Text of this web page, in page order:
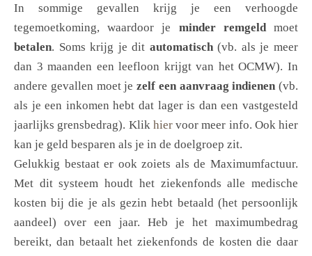
In sommige gevallen krijg je een verhoogde
tegemoetkoming, waardoor je minder remgeldmoet
betalen. Soms krijg je dit automatisch(vb. als je meer
dan 3 maanden een leefloon krijgt van het OCMW). In
andere gevallen moet je zelf een aanvraag indienen (vb.
als je een inkomen hebt dat lager is dan een vastgesteld
jaarlijks grensbedrag). Klik hier voor meer info. Ook hier
kan je geld besparen als je in de doelgroep zit.
Gelukkig bestaat er ook zoiets als de Maximumfactuur.
Met dit systeem houdt het ziekenfonds alle medische
kosten bij die je als gezin hebt betaald (het persoonlijk
aandeel) over een jaar. Heb je het maximumbedrag
bereikt, dan betaalt het ziekenfonds de kosten die daar